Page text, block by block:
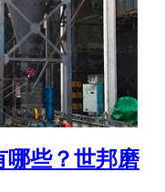
哪些？世邦磨